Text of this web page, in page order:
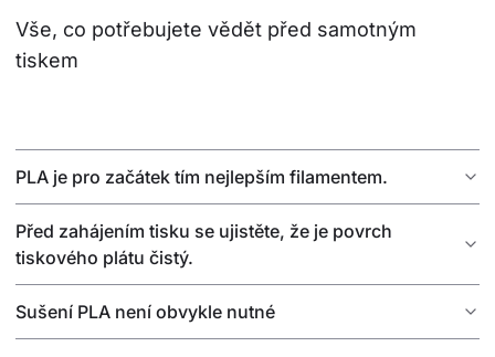
Vše, co potřebujete vědět před samotným
tiskem
PLA je pro začátek tím nejlepším filamentem.
Před zahájením tisku se ujistěte, že je povrch
tiskového plátu čistý.
Sušení PLA není obvykle nutné